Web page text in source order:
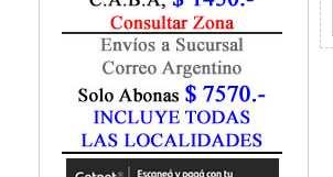
Metodología Investigación
Negocios
Periodismo
Política
Programación
Psicología
Química